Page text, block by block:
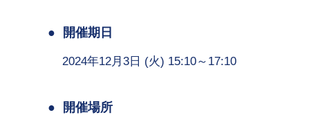
開催期日
2024年12月3日 (火) 15:10～17:10
開催場所